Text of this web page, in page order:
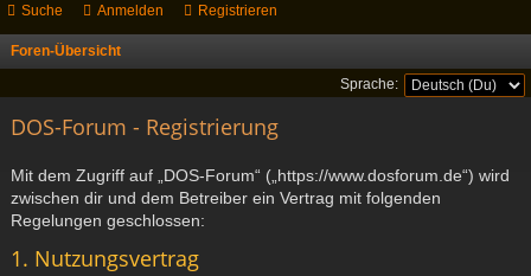
ch
ne
ug
or
en
el rie
Suche Anmelden Registrieren
Foren-Übersicht
u
Sprache:
DOS-Forum - Registrierung
Mit dem Zugriff auf „DOS-Forum“ („https://www.dosforum.de“) wird
zwischen dir und dem Betreiber ein Vertrag mit folgenden
Regelungen geschlossen:
1. Nutzungsvertrag